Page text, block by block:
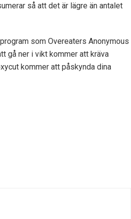
så att det är lägre än antalet
som Overeaters Anonymous
gå ner i vikt kommer att kräva
kommer att påskynda dina